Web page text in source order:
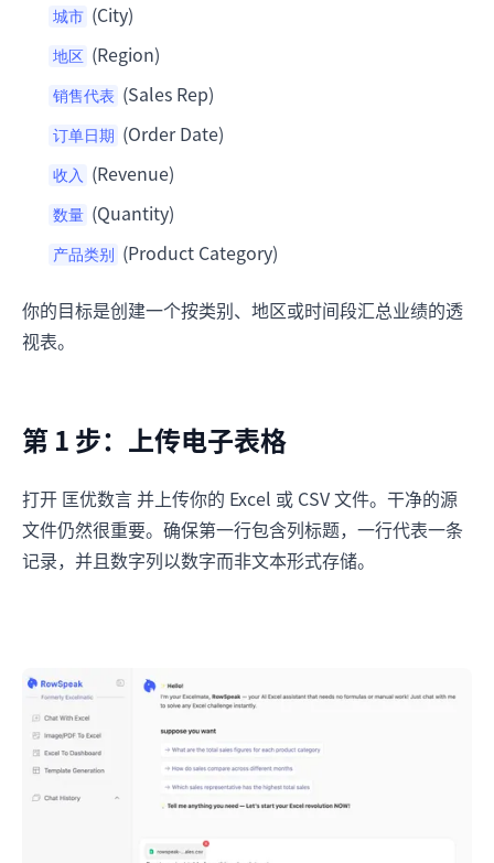
城市 (City)
地区 (Region)
销售代表 (Sales Rep)
订单日期 (Order Date)
收入 (Revenue)
数量 (Quantity)
产品类别 (Product Category)
你的目标是创建一个按类别、地区或时间段汇总业绩的透
视表。
第 1 步：上传电子表格
打开 匡优数言 并上传你的 Excel 或 CSV 文件。干净的源
文件仍然很重要。确保第一行包含列标题，一行代表一条
记录，并且数字列以数字而非文本形式存储。